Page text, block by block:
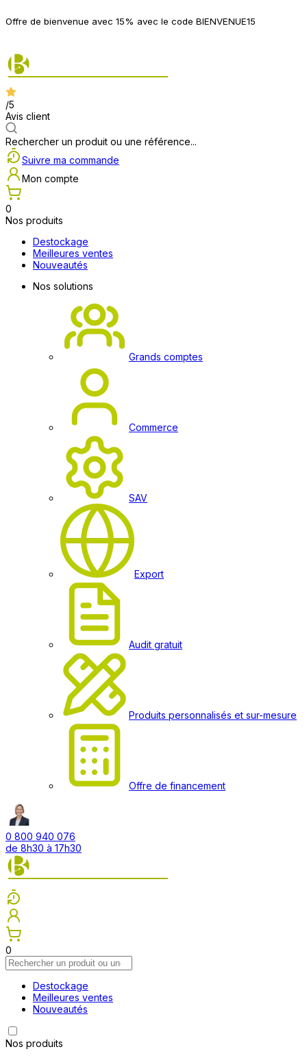
Offre de bienvenue avec 15% avec le code BIENVENUE15
/5
Avis client
Rechercher un produit ou une référence...
Suivre ma commande
Mon compte
0
Nos produits
Destockage
Meilleures ventes
Nouveautés
Nos solutions
Grands comptes
Commerce
SAV
Export
Audit gratuit
Produits personnalisés et sur-mesure
Offre de financement
0 800 940 076
de 8h30 à 17h30
0
Destockage
Meilleures ventes
Nouveautés
Nos produits